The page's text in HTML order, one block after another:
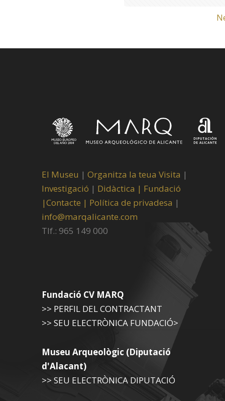
El Museu | Organitza la teua Visita |
Investigació | Didàctica | Fundació
|Contacte | Política de privadesa |
info@marqalicante.com
Tlf.: 965 149 000
Fundació CV MARQ
>> PERFIL DEL CONTRACTANT
>> SEU ELECTRÒNICA FUNDACIÓ>
Museu Arqueològic (Diputació
d'Alacant)
>> SEU ELECTRÒNICA DIPUTACIÓ